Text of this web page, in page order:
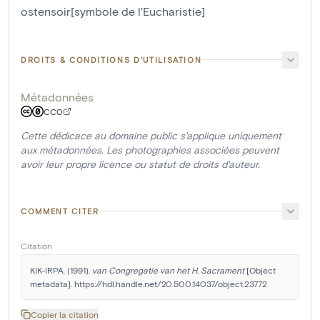
ostensoir[symbole de l'Eucharistie]
DROITS & CONDITIONS D'UTILISATION
Métadonnées
CC0
Cette dédicace au domaine public s'applique uniquement
aux métadonnées. Les photographies associées peuvent
avoir leur propre licence ou statut de droits d'auteur.
COMMENT CITER
Citation
KIK-IRPA. (1991). van Congregatie van het H. Sacrament [Object
metadata]. https://hdl.handle.net/20.500.14037/object.23772
Copier la citation